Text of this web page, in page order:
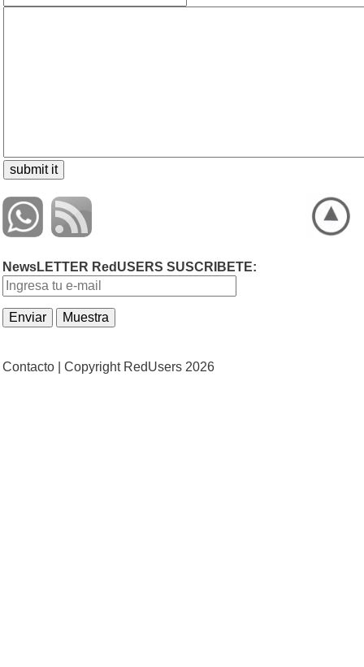
NewsLETTER RedUSERS SUSCRIBETE:
Contacto | Copyright RedUsers 2026